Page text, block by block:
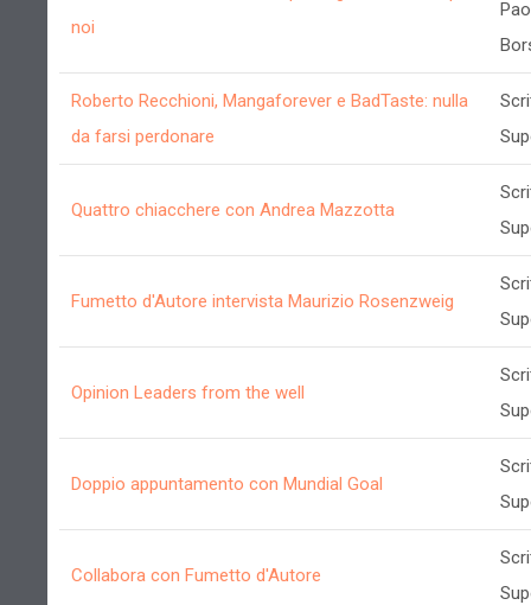
noi
Roberto Recchioni, Mangaforever e BadTaste: nulla
da farsi perdonare
Quattro chiacchere con Andrea Mazzotta
Fumetto d'Autore intervista Maurizio Rosenzweig
Opinion Leaders from the well
Doppio appuntamento con Mundial Goal
Collabora con Fumetto d'Autore